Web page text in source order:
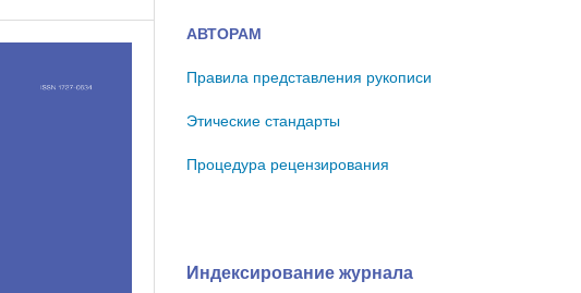
АВТОРАМ
Правила представления рукописи
Этические стандарты
Процедура рецензирования
Индексирование журнала